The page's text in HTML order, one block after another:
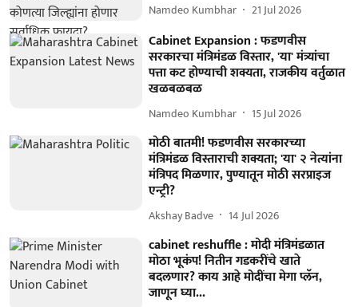
Namdeo Kumbhar 21 Jul 2026
Cabinet Expansion : फडणवीस
सरकारचा मंत्रिमंडळ विस्तार, 'या' मंत्र्यांचा
पत्ता कट होण्याची शक्यता, राजकीय वर्तुळात
खळबळबळ
Namdeo Kumbhar 15 Jul 2026
मोठी बातमी! फडणवीस सरकारच्या
मंत्रिमंडळ विस्ताराची शक्यता; 'या' २ नेत्यांना
मंत्रिपद मिळणार, पुण्यातून मोठी सरप्राइज
एन्ट्री?
Akshay Badve 14 Jul 2026
cabinet reshuffle : मोदी मंत्रिमंडळात
मोठा भूकंप! नितीन गडकरींचे खाते
बदलणार? काय आहे मोदींचा मेगा प्लॅन,
जाणून घ्या...